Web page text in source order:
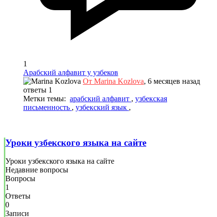
1
Арабский алфавит у узбеков
От Marina Kozlova, 6 месяцев назад
ответы 1
Метки темы: арабский алфавит , узбекская
письменность , узбекский язык ,
Уроки узбекского языка на сайте
Уроки узбекского языка на сайте
Недавние вопросы
Вопросы
1
Ответы
0
Записи